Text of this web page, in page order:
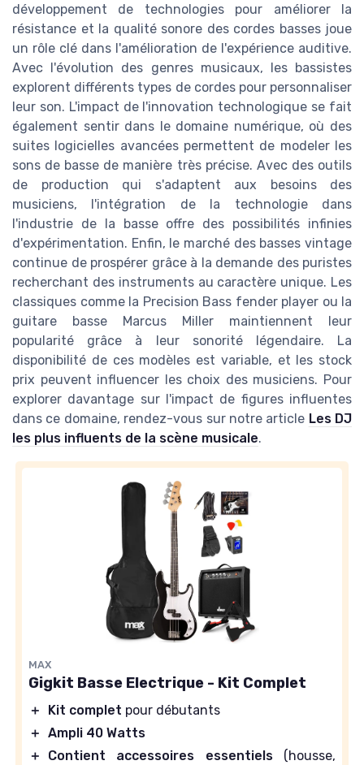
développement de technologies pour améliorer la
résistance et la qualité sonore des cordes basses joue
un rôle clé dans l'amélioration de l'expérience auditive.
Avec l'évolution des genres musicaux, les bassistes
explorent différents types de cordes pour personnaliser
leur son. L'impact de l'innovation technologique se fait
également sentir dans le domaine numérique, où des
suites logicielles avancées permettent de modeler les
sons de basse de manière très précise. Avec des outils
de production qui s'adaptent aux besoins des
musiciens, l'intégration de la technologie dans
l'industrie de la basse offre des possibilités infinies
d'expérimentation. Enfin, le marché des basses vintage
continue de prospérer grâce à la demande des puristes
recherchant des instruments au caractère unique. Les
classiques comme la Precision Bass fender player ou la
guitare basse Marcus Miller maintiennent leur
popularité grâce à leur sonorité légendaire. La
disponibilité de ces modèles est variable, et les stock
prix peuvent influencer les choix des musiciens. Pour
explorer davantage sur l'impact de figures influentes
dans ce domaine, rendez-vous sur notre article Les DJ
les plus influents de la scène musicale.
MAX
Gigkit Basse Electrique - Kit Complet
＋ Kit complet pour débutants
＋ Ampli 40 Watts
＋
Contient accessoires essentiels(housse,